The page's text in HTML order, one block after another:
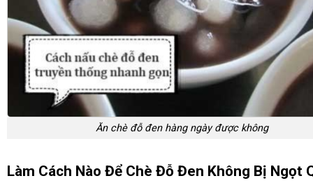
Ăn chè đỗ đen hàng ngày được không
Làm Cách Nào Để Chè Đỗ Đen Không Bị Ngọt